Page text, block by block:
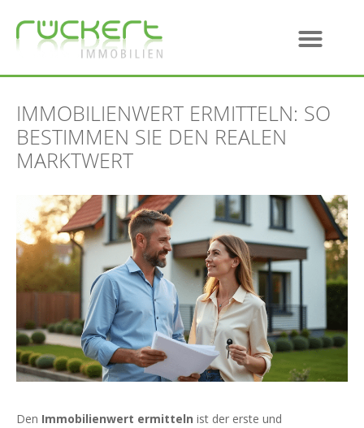
IMMOBILIENWERT ERMITTELN: SO
BESTIMMEN SIE DEN REALEN
MARKTWERT
Den Immobilienwert ermitteln ist der erste und